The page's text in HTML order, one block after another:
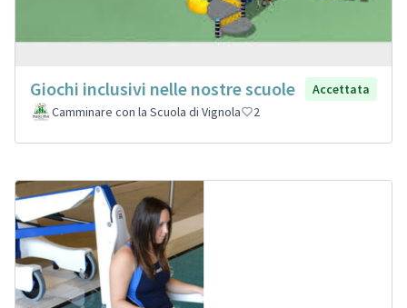
Giochi inclusivi nelle nostre scuole
Accettata
Camminare con la Scuola di Vignola
2